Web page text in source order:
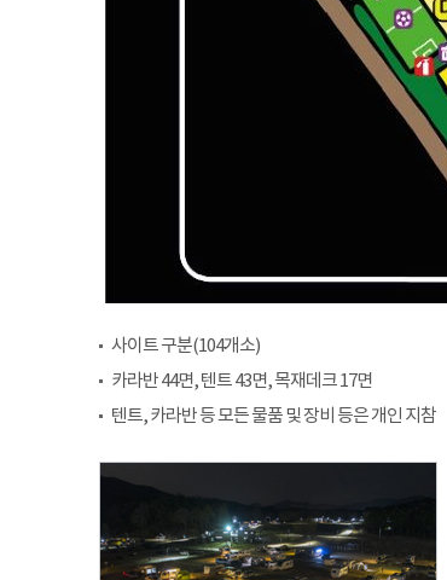
사이트 구분(104개소)
카라반 44면, 텐트 43면, 목재데크 17면
텐트, 카라반 등 모든 물품 및 장비 등은 개인 지참